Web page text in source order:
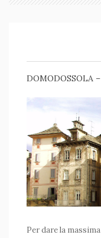
DOMODOSSOLA
Per dare la